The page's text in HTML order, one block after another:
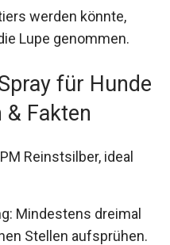
werden könnte,
Lupe genommen.
für Hunde
& Fakten
Reinstsilber, ideal
Mindestens dreimal
Stellen aufsprühen.